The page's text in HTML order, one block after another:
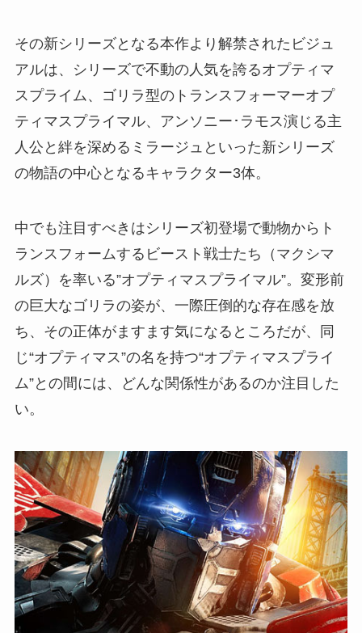
その新シリーズとなる本作より解禁されたビジュ
アルは、シリーズで不動の人気を誇るオプティマ
スプライム、ゴリラ型のトランスフォーマーオプ
ティマスプライマル、アンソニー･ラモス演じる主
人公と絆を深めるミラージュといった新シリーズ
の物語の中心となるキャラクター3体。
中でも注目すべきはシリーズ初登場で動物からト
ランスフォームするビースト戦士たち（マクシマ
ルズ）を率いる”オプティマスプライマル”。変形前
の巨大なゴリラの姿が、一際圧倒的な存在感を放
ち、その正体がますます気になるところだが、同
じ“オプティマス”の名を持つ“オプティマスプライ
ム”との間には、どんな関係性があるのか注目した
い。